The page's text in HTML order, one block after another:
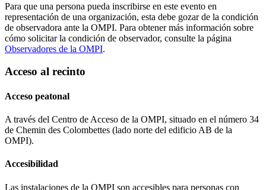
Para que una persona pueda inscribirse en este evento en
representación de una organización, esta debe gozar de la condición
de observadora ante la OMPI. Para obtener más información sobre
cómo solicitar la condición de observador, consulte la página
Observadores de la OMPI.
Acceso al recinto
Acceso peatonal
A través del Centro de Acceso de la OMPI, situado en el número 34
de Chemin des Colombettes (lado norte del edificio AB de la
OMPI).
Accesibilidad
Las instalaciones de la OMPI son accesibles para personas con